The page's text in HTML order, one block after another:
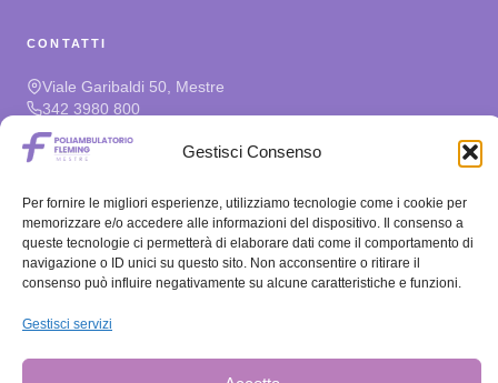
Gestisci Consenso
Per fornire le migliori esperienze, utilizziamo tecnologie come i cookie per
memorizzare e/o accedere alle informazioni del dispositivo. Il consenso a
queste tecnologie ci permetterà di elaborare dati come il comportamento di
navigazione o ID unici su questo sito. Non acconsentire o ritirare il
consenso può influire negativamente su alcune caratteristiche e funzioni.
Gestisci servizi
CONTATTI
Viale Garibaldi 50, Mestre
342 3980 800
prenota@poliambulatoriofleming.it
Lun – Ven
08:30–13:00 / 14:00–19:00
Sabato
08:30–11:30
Domenica
Chiuso
PRIVACY E MODULI
Informativa Privacy e Cookie